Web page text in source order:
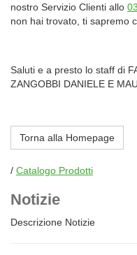
nostro Servizio Clienti allo
non hai trovato, ti sapremo
Saluti e a presto lo staff di
ZANGOBBI DANIELE E
Torna alla Homepage
/ Catalogo Prodotti
Notizie
Descrizione Notizie